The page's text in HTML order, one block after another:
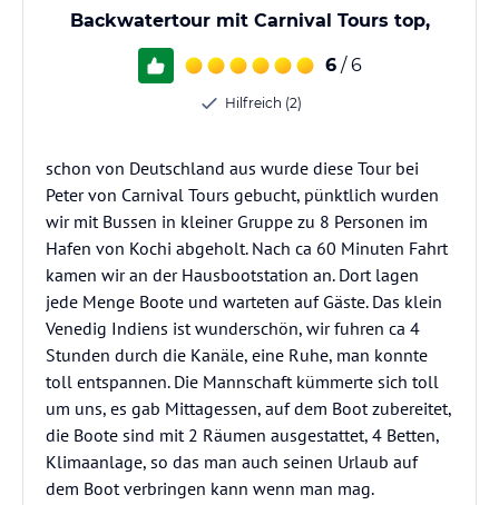
Backwatertour mit Carnival Tours top,
6 / 6
Hilfreich (2)
schon von Deutschland aus wurde diese Tour bei
Peter von Carnival Tours gebucht, pünktlich wurden
wir mit Bussen in kleiner Gruppe zu 8 Personen im
Hafen von Kochi abgeholt. Nach ca 60 Minuten Fahrt
kamen wir an der Hausbootstation an. Dort lagen
jede Menge Boote und warteten auf Gäste. Das klein
Venedig Indiens ist wunderschön, wir fuhren ca 4
Stunden durch die Kanäle, eine Ruhe, man konnte
toll entspannen. Die Mannschaft kümmerte sich toll
um uns, es gab Mittagessen, auf dem Boot zubereitet,
die Boote sind mit 2 Räumen ausgestattet, 4 Betten,
Klimaanlage, so das man auch seinen Urlaub auf
dem Boot verbringen kann wenn man mag.